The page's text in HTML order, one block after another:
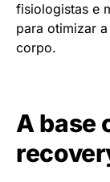
fisiologistas e
para otimizar
corpo.
A base